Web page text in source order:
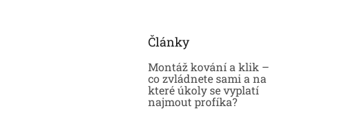
Články
Montáž kování a klik –
co zvládnete sami a na
které úkoly se vyplatí
najmout profíka?